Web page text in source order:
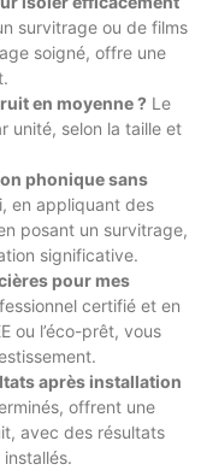
survitrage ou de films
soigné, offre une
en moyenne ? Le
unité, selon la taille et
phonique sans
en appliquant des
posant un survitrage,
significative.
pour mes
certifié et en
ou l’éco-prêt, vous
après installation
offrent une
avec des résultats